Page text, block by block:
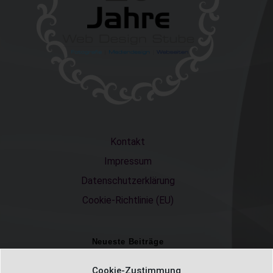
Cookie-Zustimmung
Kontakt
Impressum
Datenschutzerklärung
Cookie-Richtlinie (EU)
Neueste Beiträge
Einschulungsfotos 2026 – ein unvergesslicher Moment